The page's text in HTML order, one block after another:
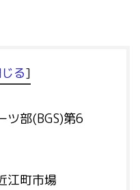
る]
ツ部(BGS)第6
江町市場